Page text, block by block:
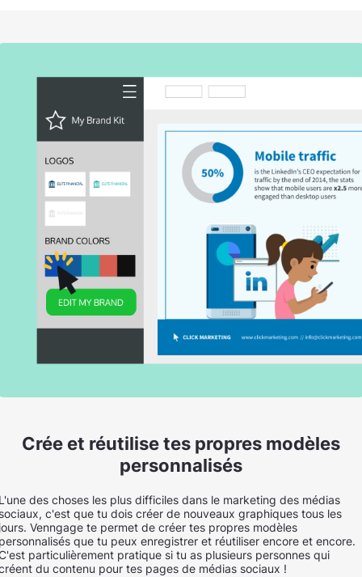
Crée et réutilise tes propres modèles
personnalisés
des choses les plus difficiles dans le marketing des médias
c'est que tu dois créer de nouveaux graphiques tous les
Venngage te permet de créer tes propres modèles
que tu peux enregistrer et réutiliser encore et encore.
particulièrement pratique si tu as plusieurs personnes qui
du contenu pour tes pages de médias sociaux !